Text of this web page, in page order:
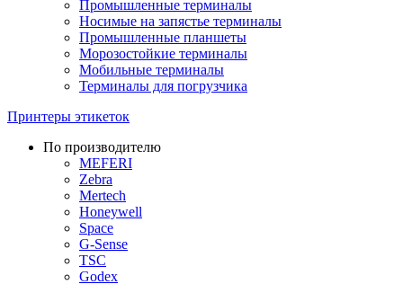
Промышленные терминалы
Носимые на запястье терминалы
Промышленные планшеты
Морозостойкие терминалы
Мобильные терминалы
Терминалы для погрузчика
Принтеры этикеток
По производителю
MEFERI
Zebra
Mertech
Honeywell
Space
G-Sense
TSC
Godex